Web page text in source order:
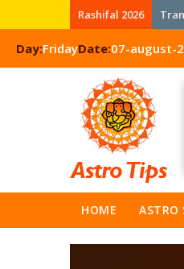
Rashifal 2026
Day:FridayDate:07-august-
HOME ASTRO